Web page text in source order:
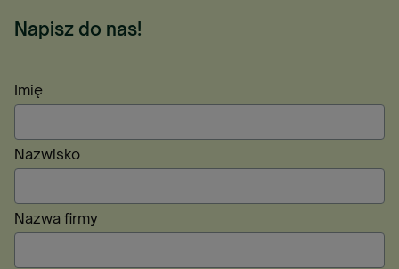
Napisz do nas!
Imię
Nazwisko
Nazwa firmy